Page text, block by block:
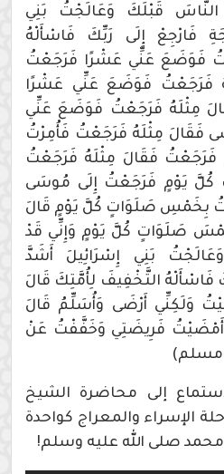
النَّاسَ قَبْلَكَ وَعَالَجْتُ بَنِي
فَارْجِعْ إِلَى رَبِّكَ فَاسْأَلْهُ
فَوَضَعَ عَنِّي عَشْرًا فَرَجَعْتُ
فَرَجَعْتُ فَوَضَعَ عَنِّي عَشْرًا
مِثْلَهُ فَرَجَعْتُ فَوَضَعَ عَنِّي
فَقَالَ مِثْلَهُ فَرَجَعْتُ فَأُمِرْتُ
فَقَالَ مِثْلَهُ فَرَجَعْتُ
يَوْمٍ فَرَجَعْتُ إِلَى مُوسَى
بِخَمْسِ صَلَوَاتٍ كُلَّ يَوْمٍ قَالَ
صَلَوَاتٍ كُلَّ يَوْمٍ وَإِنِّي قَدْ
بَنِي إِسْرَائِيلَ أَشَدَّ
فَاسْأَلْهُ التَّخْفِيفَ لِأُمَّتِكَ قَالَ
وَلَكِنِّي أَرْضَى وَأُسَلِّمُ قَالَ
أَمْضَيْتُ فَرِيضَتِي وَخَفَّفْتُ عَنْ
ومسلم)
إلى محاضرة الشيخ
الإسراء والمعراج كواحدة
صلى الله عليه وسلم!